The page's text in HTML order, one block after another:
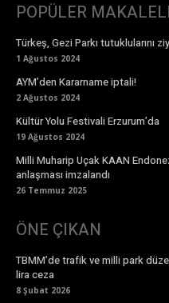
POPÜLER
Türkeş, Gezi Parkı tutuklularını
1 Ağustos 2024
AYM’den Kararname iptali!
2 Ağustos 2024
Kültür Yolu Festivali Erzurum’da
19 Ağustos 2024
Milli Muharip Uçak KAAN
anlaşması imzalandı
26 Temmuz 2025
ÖNE ÇIKAN
TBMM’de trafik ve milli park
lira ceza
8 Şubat 2026